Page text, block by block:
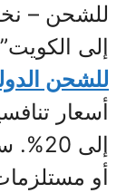
للشحن –
إلى
للشحن
أسعار
إلى
أو